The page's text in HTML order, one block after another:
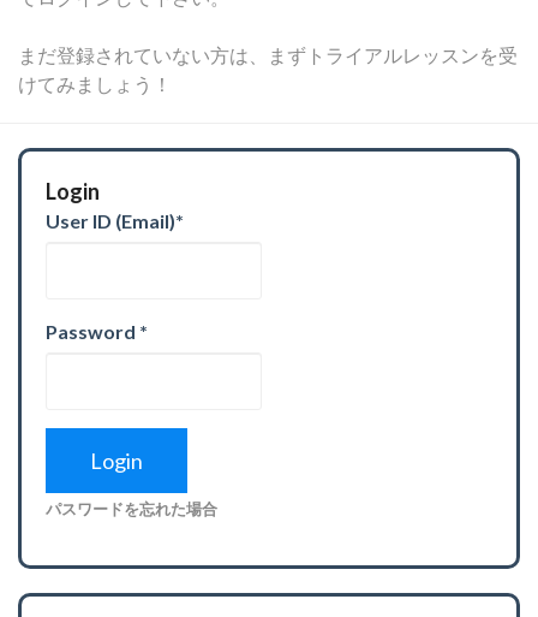
まだ登録されていない方は、まずトライアルレッスンを受
けてみましょう！
Login
User ID (Email)*
Password *
パスワードを忘れた場合